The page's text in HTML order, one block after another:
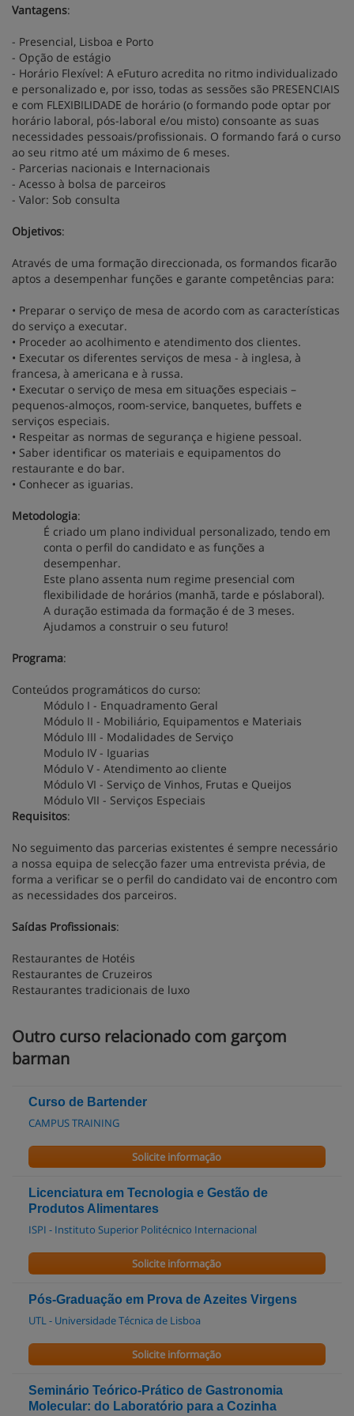
Vantagens:
- Presencial, Lisboa e Porto
- Opção de estágio
- Horário Flexível: A eFuturo acredita no ritmo individualizado
e personalizado e, por isso, todas as sessões são PRESENCIAIS
e com FLEXIBILIDADE de horário (o formando pode optar por
horário laboral, pós-laboral e/ou misto) consoante as suas
necessidades pessoais/profissionais. O formando fará o curso
ao seu ritmo até um máximo de 6 meses.
- Parcerias nacionais e Internacionais
- Acesso à bolsa de parceiros
- Valor: Sob consulta
Objetivos:
Através de uma formação direccionada, os formandos ficarão
aptos a desempenhar funções e garante competências para:
• Preparar o serviço de mesa de acordo com as características
do serviço a executar.
• Proceder ao acolhimento e atendimento dos clientes.
• Executar os diferentes serviços de mesa - à inglesa, à
francesa, à americana e à russa.
• Executar o serviço de mesa em situações especiais –
pequenos-almoços, room-service, banquetes, buffets e
serviços especiais.
• Respeitar as normas de segurança e higiene pessoal.
• Saber identificar os materiais e equipamentos do
restaurante e do bar.
• Conhecer as iguarias.
Metodologia:
É criado um plano individual personalizado, tendo em
conta o perfil do candidato e as funções a
desempenhar.
Este plano assenta num regime presencial com
flexibilidade de horários (manhã, tarde e póslaboral).
A duração estimada da formação é de 3 meses.
Ajudamos a construir o seu futuro!
Programa:
Conteúdos programáticos do curso:
Módulo I - Enquadramento Geral
Módulo II - Mobiliário, Equipamentos e Materiais
Módulo III - Modalidades de Serviço
Modulo IV - Iguarias
Módulo V - Atendimento ao cliente
Módulo VI - Serviço de Vinhos, Frutas e Queijos
Módulo VII - Serviços Especiais
Requisitos:
No seguimento das parcerias existentes é sempre necessário
a nossa equipa de selecção fazer uma entrevista prévia, de
forma a verificar se o perfil do candidato vai de encontro com
as necessidades dos parceiros.
Saídas Profissionais:
Restaurantes de Hotéis
Restaurantes de Cruzeiros
Restaurantes tradicionais de luxo
Outro curso relacionado com garçom
barman
Curso de Bartender
CAMPUS TRAINING
Solicite informação
Licenciatura em Tecnologia e Gestão de
Produtos Alimentares
ISPI - Instituto Superior Politécnico Internacional
Solicite informação
Pós-Graduação em Prova de Azeites Virgens
UTL - Universidade Técnica de Lisboa
Solicite informação
Seminário Teórico-Prático de Gastronomia
Molecular: do Laboratório para a Cozinha